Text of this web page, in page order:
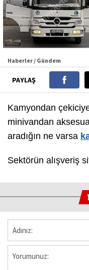
Haberler / Gündem
PAYLAŞ
Kamyondan
minivandan
aradığın ne varsa
Sektörün alışveriş